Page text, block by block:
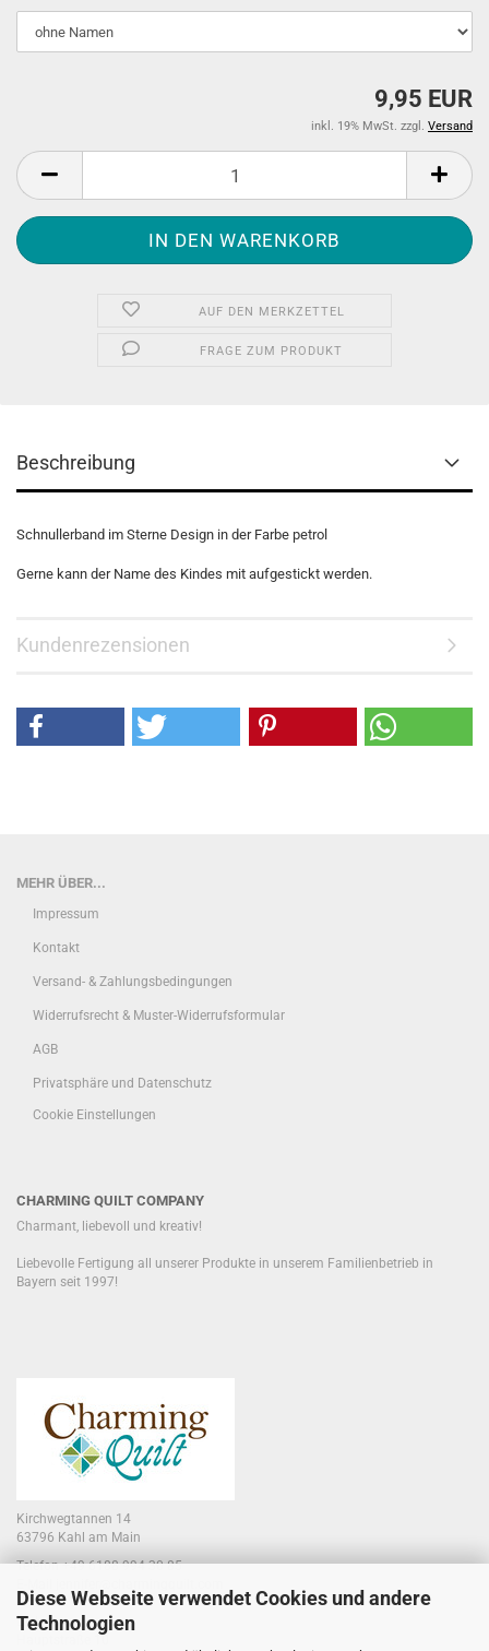
Diese Webseite verwendet Cookies und andere
Technologien
9,95 EUR
inkl. 19% MwSt. zzgl. Versand
AUF DEN MERKZETTEL
FRAGE ZUM PRODUKT
Beschreibung
Schnullerband im Sterne Design in der Farbe petrol
Gerne kann der Name des Kindes mit aufgestickt werden.
Kundenrezensionen
MEHR ÜBER...
Impressum
Kontakt
Versand- & Zahlungsbedingungen
Widerrufsrecht & Muster-Widerrufsformular
AGB
Privatsphäre und Datenschutz
Cookie Einstellungen
CHARMING QUILT COMPANY
Charmant, liebevoll und kreativ!
Liebevolle Fertigung all unserer Produkte in unserem Familienbetrieb in
Bayern seit 1997!
Kirchwegtannen 14
63796 Kahl am Main
Telefon +49 6188 994 30 85
Laden: